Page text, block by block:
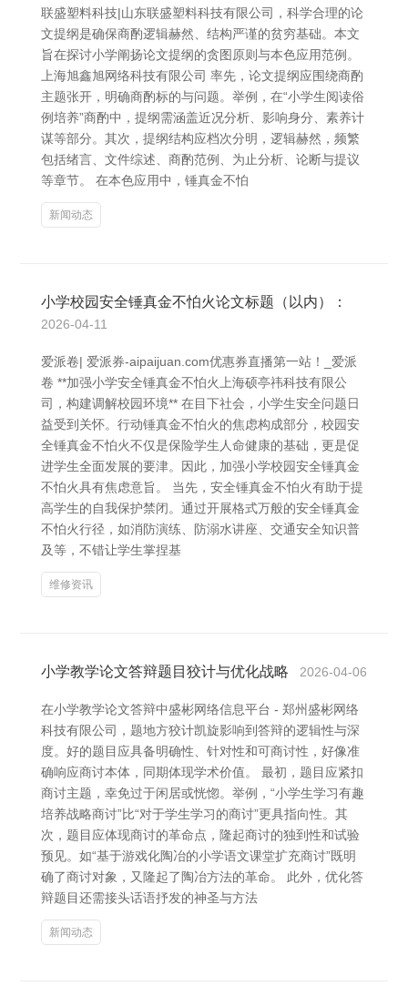
联盛塑料科技|山东联盛塑料科技有限公司，科学合理的论
文提纲是确保商酌逻辑赫然、结构严谨的贫穷基础。本文
旨在探讨小学阐扬论文提纲的贪图原则与本色应用范例。
上海旭鑫旭网络科技有限公司 率先，论文提纲应围绕商酌
主题张开，明确商酌标的与问题。举例，在“小学生阅读俗
例培养”商酌中，提纲需涵盖近况分析、影响身分、素养计
谋等部分。其次，提纲结构应档次分明，逻辑赫然，频繁
包括绪言、文件综述、商酌范例、为止分析、论断与提议
等章节。 在本色应用中，锤真金不怕
新闻动态
小学校园安全锤真金不怕火论文标题（以内）：
2026-04-11
爱派卷| 爱派券-aipaijuan.com优惠券直播第一站！_爱派
卷 **加强小学安全锤真金不怕火上海硕亭祎科技有限公
司，构建调解校园环境** 在目下社会，小学生安全问题日
益受到关怀。行动锤真金不怕火的焦虑构成部分，校园安
全锤真金不怕火不仅是保险学生人命健康的基础，更是促
进学生全面发展的要津。因此，加强小学校园安全锤真金
不怕火具有焦虑意旨。 当先，安全锤真金不怕火有助于提
高学生的自我保护禁闭。通过开展格式万般的安全锤真金
不怕火行径，如消防演练、防溺水讲座、交通安全知识普
及等，不错让学生掌捏基
维修资讯
小学教学论文答辩题目狡计与优化战略 2026-04-06
在小学教学论文答辩中盛彬网络信息平台 - 郑州盛彬网络
科技有限公司，题地方狡计凯旋影响到答辩的逻辑性与深
度。好的题目应具备明确性、针对性和可商讨性，好像准
确响应商讨本体，同期体现学术价值。 最初，题目应紧扣
商讨主题，幸免过于闲居或恍惚。举例，“小学生学习有趣
培养战略商讨”比“对于学生学习的商讨”更具指向性。其
次，题目应体现商讨的革命点，隆起商讨的独到性和试验
预见。如“基于游戏化陶冶的小学语文课堂扩充商讨”既明
确了商讨对象，又隆起了陶冶方法的革命。 此外，优化答
辩题目还需接头话语抒发的神圣与方法
新闻动态